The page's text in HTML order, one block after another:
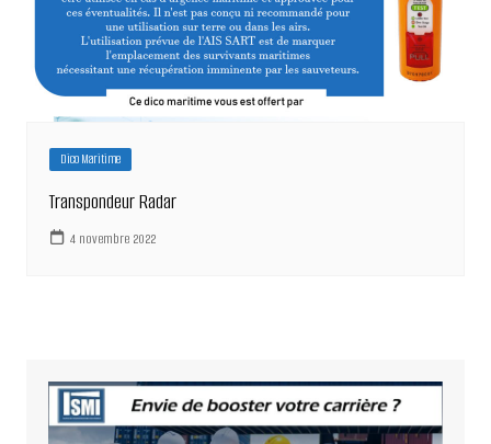
Dico Maritime
Transpondeur Radar
4 novembre 2022